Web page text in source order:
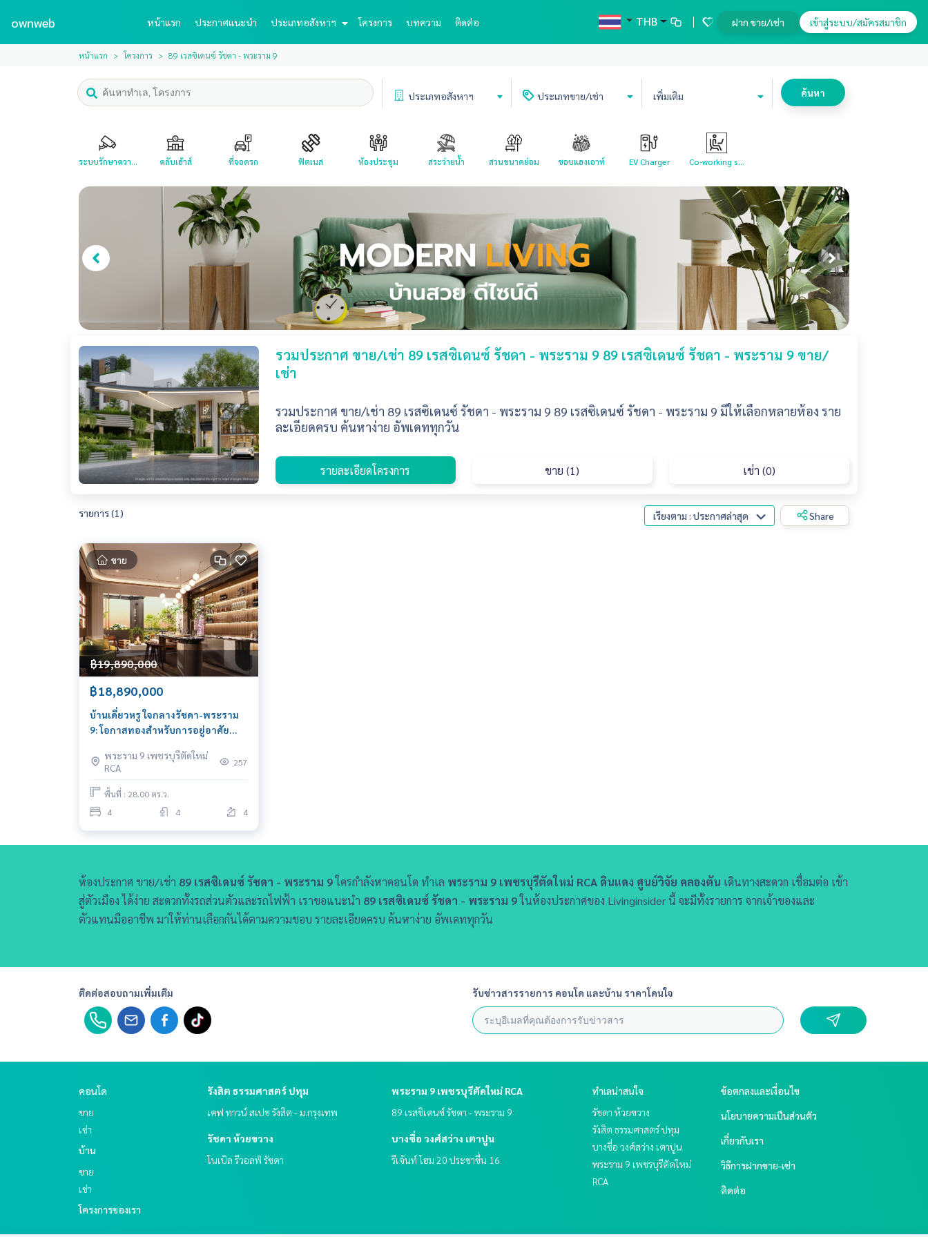
ownweb หน้าแรก ประกาศแนะนำ ประเภทอสังหาฯ โครงการ บทความ ติดต่อ THB ฝาก ขาย/เช่า เข้าสู่ระบบ/สมัครสมาชิก
หน้าแรก โครงการ 89 เรสซิเดนซ์ รัชดา - พระราม 9
ประเภทอสังหาฯ ประเภทขาย/เช่า เพิ่มเติม ค้นหา
ระบบรักษาควา... คลับเฮ้าส์ ที่จอดรถ ฟิตเนส ห้องประชุม สระว่ายน้ำ สวนขนาดย่อม ชอบแฮงเอาท์ EV Charger Co-working s...
รวมประกาศ ขาย/เช่า 89 เรสซิเดนซ์ รัชดา - พระราม 9 89 เรสซิเดนซ์ รัชดา - พระราม 9 ขาย/
เช่า
รวมประกาศ ขาย/เช่า 89 เรสซิเดนซ์ รัชดา - พระราม 9 89 เรสซิเดนซ์ รัชดา - พระราม 9 มีให้เลือกหลายห้อง ราย
ละเอียดครบ ค้นหาง่าย อัพเดททุกวัน
รายละเอียดโครงการ ขาย (1) เช่า (0)
รายการ (1) เรียงตาม : ประกาศล่าสุด Share
ขาย
฿19,890,000
฿18,890,000
บ้านเดี่ยวหรู ใจกลางรัชดา-พระราม
9: โอกาสทองสำหรับการอยู่อาศัย
พระราม 9 เพชรบุรีตัดใหม่
RCA
257
พื้นที่ : 28.00 ตร.ว.
4
4 4
ห้องประกาศ ขาย/เช่า 89 เรสซิเดนซ์ รัชดา - พระราม 9ใครกำลังหาคอนโด ทำเล พระราม 9 เพชรบุรีตัดใหม่ RCA ดินแดง ศูนย์วิจัย คลองตัน เดินทางสะดวก เชื่อมต่อ เข้า
สู่ตัวเมือง ได้ง่าย สะดวกทั้งรถส่วนตัวและรถไฟฟ้า เราขอแนะนำ 89 เรสซิเดนซ์ รัชดา - พระราม 9ในห้องประกาศของ Livinginsider นี้ จะมีทั้งรายการ จากเจ้าของและ
ตัวแทนมืออาชีพ มาให้ท่านเลือกกันได้ตามความชอบ รายละเอียดครบ ค้นหาง่าย อัพเดททุกวัน
ติดต่อสอบถามเพิ่มเติม รับข่าวสารรายการ คอนโด และบ้าน ราคาโดนใจ
คอนโด
ขาย
เช่า
บ้าน
ขาย
เช่า
โครงการของเรา
รังสิต ธรรมศาสตร์ ปทุม
เคฟ ทาวน์ สเปซ รังสิต - ม.กรุงเทพ
พระราม 9 เพชรบุรีตัดใหม่ RCA
89 เรสซิเดนซ์ รัชดา - พระราม 9
รัชดา ห้วยขวาง
โนเบิล รีวอลฟ์ รัชดา
บางซื่อ วงศ์สว่าง เตาปูน
รีเจ้นท์ โฮม 20 ประชาชื่น 16
ทำเลน่าสนใจ
รัชดา ห้วยขวาง
รังสิต ธรรมศาสตร์ ปทุม
บางซื่อ วงศ์สว่าง เตาปูน
พระราม 9 เพชรบุรีตัดใหม่
RCA
ข้อตกลงและเงื่อนไข
นโยบายความเป็นส่วนตัว
เกี่ยวกับเรา
วิธีการฝากขาย-เช่า
ติดต่อ